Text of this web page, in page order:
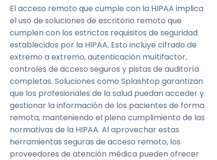
El acceso remoto que cumple con la HIPAA implica
el uso de soluciones de escritorio remoto que
cumplen con los estrictos requisitos de seguridad
establecidos por la HIPAA. Esto incluye cifrado de
extremo a extremo, autenticación multifactor,
controles de acceso seguros y pistas de auditoría
completas. Soluciones como Splashtop garantizan
que los profesionales de la salud puedan acceder y
gestionar la información de los pacientes de forma
remota, manteniendo el pleno cumplimiento de las
normativas de la HIPAA. Al aprovechar estas
herramientas seguras de acceso remoto, los
proveedores de atención médica pueden ofrecer